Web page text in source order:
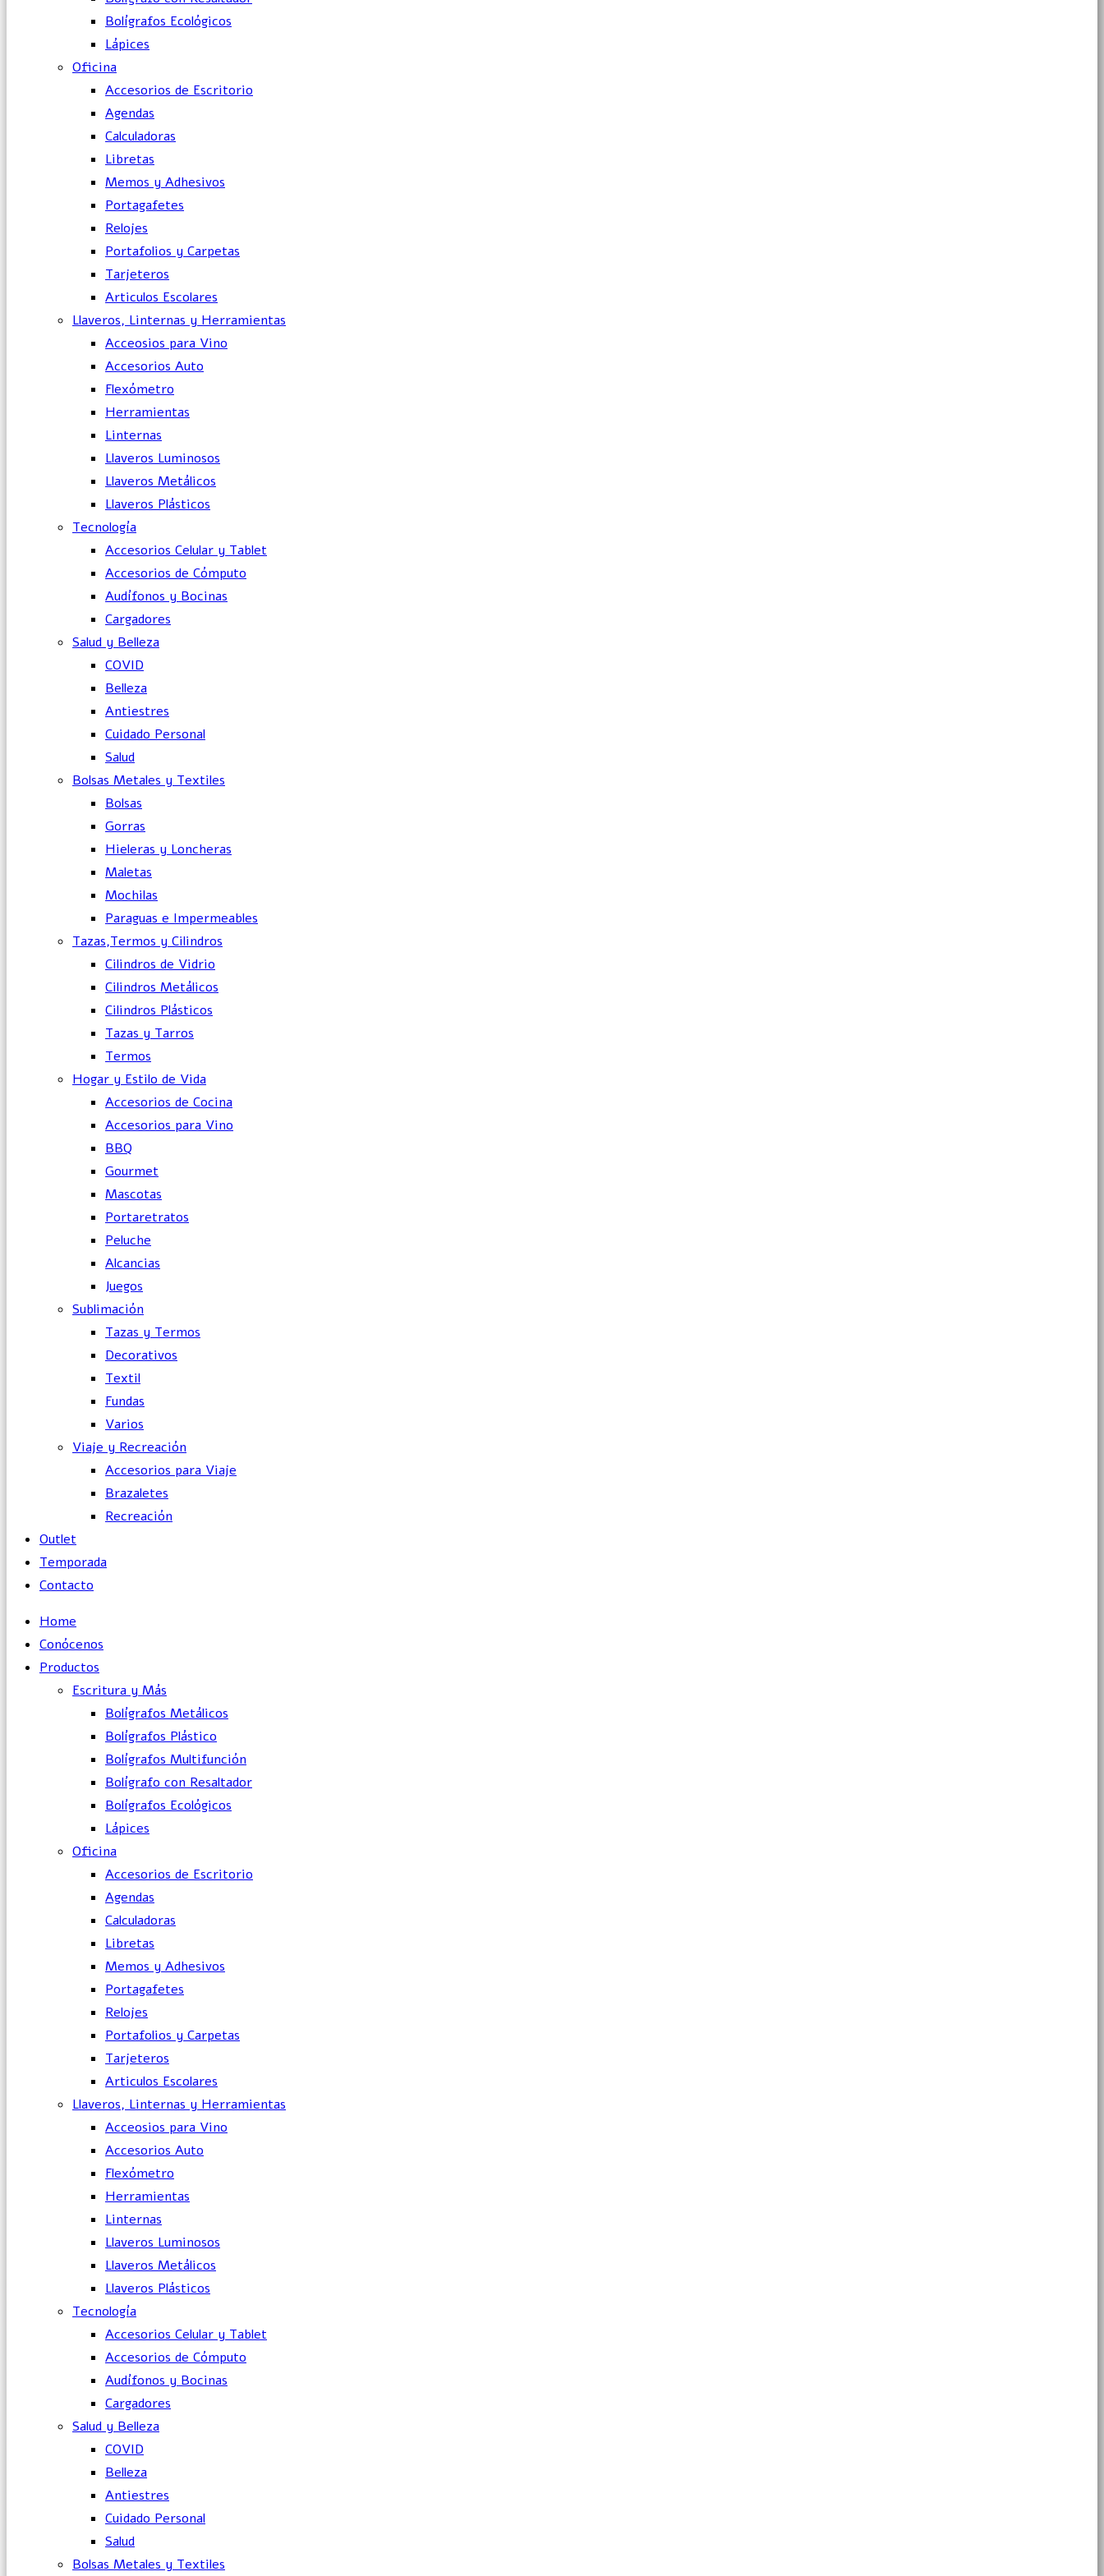
Bolígrafos Ecológicos
Lápices
Oficina
Accesorios de Escritorio
Agendas
Calculadoras
Libretas
Memos y Adhesivos
Portagafetes
Relojes
Portafolios y Carpetas
Tarjeteros
Articulos Escolares
Llaveros, Linternas y Herramientas
Acceosios para Vino
Accesorios Auto
Flexómetro
Herramientas
Linternas
Llaveros Luminosos
Llaveros Metálicos
Llaveros Plásticos
Tecnología
Accesorios Celular y Tablet
Accesorios de Cómputo
Audífonos y Bocinas
Cargadores
Salud y Belleza
COVID
Belleza
Antiestres
Cuidado Personal
Salud
Bolsas Metales y Textiles
Bolsas
Gorras
Hieleras y Loncheras
Maletas
Mochilas
Paraguas e Impermeables
Tazas,Termos y Cilindros
Cilindros de Vidrio
Cilindros Metálicos
Cilindros Plásticos
Tazas y Tarros
Termos
Hogar y Estilo de Vida
Accesorios de Cocina
Accesorios para Vino
BBQ
Gourmet
Mascotas
Portaretratos
Peluche
Alcancias
Juegos
Sublimación
Tazas y Termos
Decorativos
Textil
Fundas
Varios
Viaje y Recreación
Accesorios para Viaje
Brazaletes
Recreación
Outlet
Temporada
Contacto
Home
Conócenos
Productos
Escritura y Más
Bolígrafos Metálicos
Bolígrafos Plástico
Bolígrafos Multifunción
Bolígrafo con Resaltador
Bolígrafos Ecológicos
Lápices
Oficina
Accesorios de Escritorio
Agendas
Calculadoras
Libretas
Memos y Adhesivos
Portagafetes
Relojes
Portafolios y Carpetas
Tarjeteros
Articulos Escolares
Llaveros, Linternas y Herramientas
Acceosios para Vino
Accesorios Auto
Flexómetro
Herramientas
Linternas
Llaveros Luminosos
Llaveros Metálicos
Llaveros Plásticos
Tecnología
Accesorios Celular y Tablet
Accesorios de Cómputo
Audífonos y Bocinas
Cargadores
Salud y Belleza
COVID
Belleza
Antiestres
Cuidado Personal
Salud
Bolsas Metales y Textiles